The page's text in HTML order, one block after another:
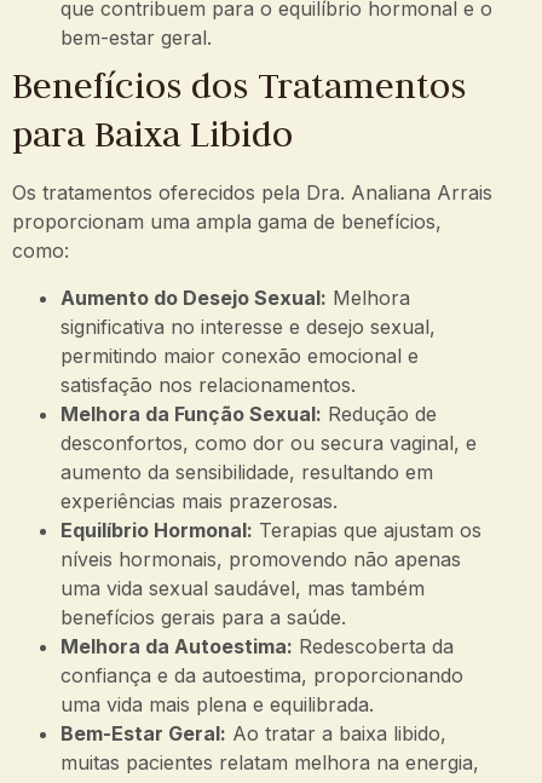
que contribuem para o equilíbrio hormonal e o
bem-estar geral.
Benefícios dos Tratamentos
para Baixa Libido
Os tratamentos oferecidos pela Dra. Analiana Arrais
proporcionam uma ampla gama de benefícios,
como:
Aumento do Desejo Sexual: Melhora
significativa no interesse e desejo sexual,
permitindo maior conexão emocional e
satisfação nos relacionamentos.
Melhora da Função Sexual: Redução de
desconfortos, como dor ou secura vaginal, e
aumento da sensibilidade, resultando em
experiências mais prazerosas.
Equilíbrio Hormonal: Terapias que ajustam os
níveis hormonais, promovendo não apenas
uma vida sexual saudável, mas também
benefícios gerais para a saúde.
Melhora da Autoestima: Redescoberta da
confiança e da autoestima, proporcionando
uma vida mais plena e equilibrada.
Bem-Estar Geral: Ao tratar a baixa libido,
muitas pacientes relatam melhora na energia,